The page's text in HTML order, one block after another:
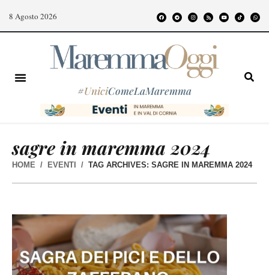
8 Agosto 2026
#UniciComeLaMaremma
sagre in maremma 2024
HOME EVENTI TAG ARCHIVES: SAGRE IN MAREMMA 2024